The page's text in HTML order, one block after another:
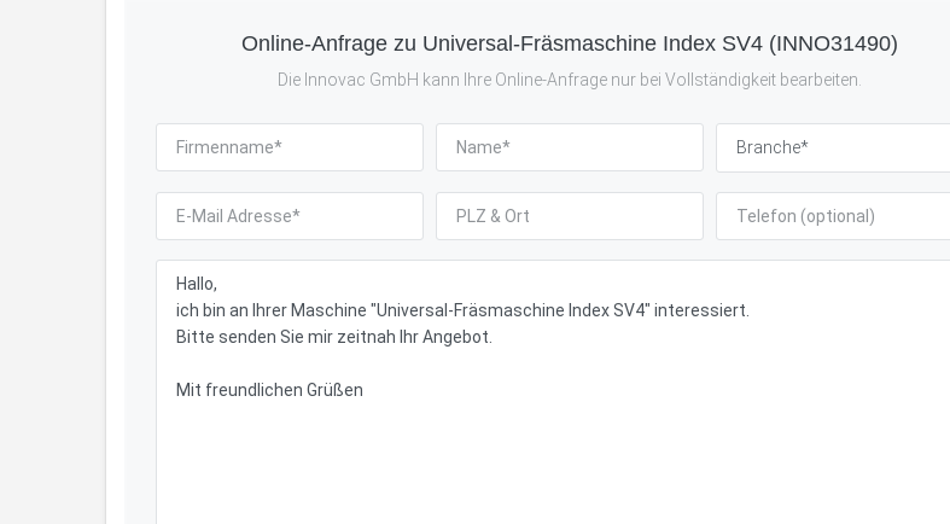
Online-Anfrage zu Universal-Fräsmaschine Index SV4 (INNO31490)
Die Innovac GmbH kann Ihre Online-Anfrage nur bei Vollständigkeit bearbeiten.